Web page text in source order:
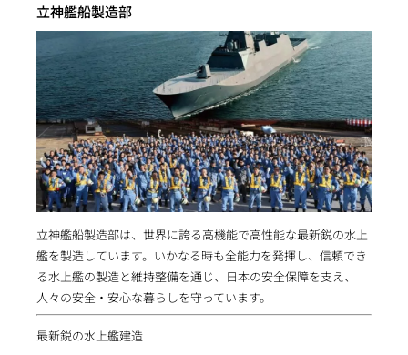
立神艦船製造部
立神艦船製造部は、世界に誇る高機能で高性能な最新鋭の水上
艦を製造しています。いかなる時も全能力を発揮し、信頼でき
る水上艦の製造と維持整備を通じ、日本の安全保障を支え、
人々の安全・安心な暮らしを守っています。
最新鋭の水上艦建造